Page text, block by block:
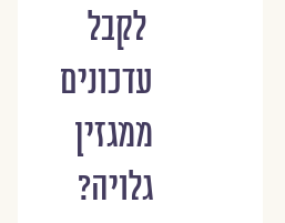
לקבל
עדכונים
ממגזין
גלויה?